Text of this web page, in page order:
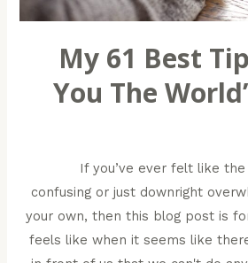
My 61 Best
You The
If you’ve ever felt like
confusing or just downright
your own, then this blog post is
feels like when it seems like